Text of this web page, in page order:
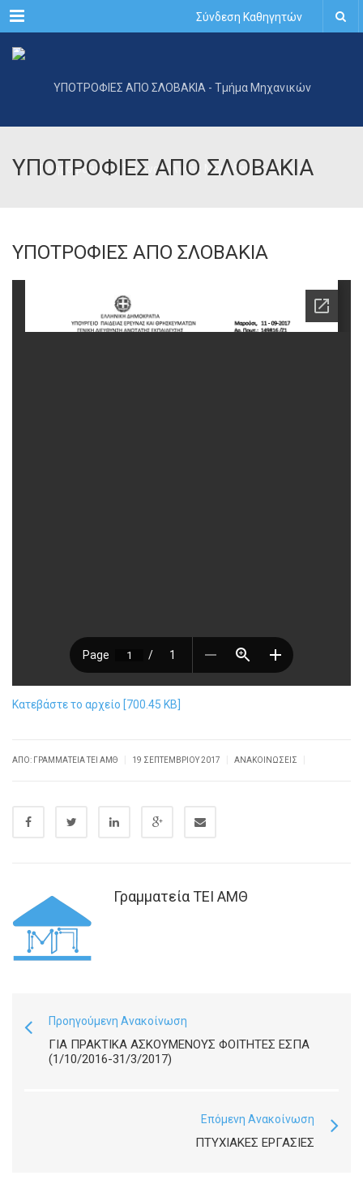
Menu Σύνδεση Καθηγητών
ΥΠΟΤΡΟΦΙΕΣ ΑΠΟ ΣΛΟΒΑΚΙΑ
ΥΠΟΤΡΟΦΙΕΣ ΑΠΟ ΣΛΟΒΑΚΙΑ
Κατεβάστε το αρχείο [700.45 KB]
ΑΠΌ: ΓΡΑΜΜΑΤΕΊΑ ΤΕΙ ΑΜΘ 19 ΣΕΠΤΕΜΒΡΊΟΥ 2017 ΑΝΑΚΟΙΝΏΣΕΙΣ
Γραμματεία ΤΕΙ ΑΜΘ
Προηγούμενη Ανακοίνωση
ΓΙΑ ΠΡΑΚΤΙΚΑ ΑΣΚΟΥΜΕΝΟΥΣ ΦΟΙΤΗΤΕΣ ΕΣΠΑ
(1/10/2016-31/3/2017)
Επόμενη Ανακοίνωση
ΠΤΥΧΙΑΚΈΣ ΕΡΓΑΣΊΕΣ